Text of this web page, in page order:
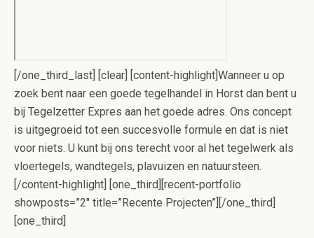
[/one_third_last] [clear] [content-highlight]Wanneer u op
zoek bent naar een goede tegelhandel in Horst dan bent u
bij Tegelzetter Expres aan het goede adres. Ons concept
is uitgegroeid tot een succesvolle formule en dat is niet
voor niets. U kunt bij ons terecht voor al het tegelwerk als
vloertegels, wandtegels, plavuizen en natuursteen.
[/content-highlight] [one_third][recent-portfolio
showposts=”2″ title=”Recente Projecten”][/one_third]
[one_third]